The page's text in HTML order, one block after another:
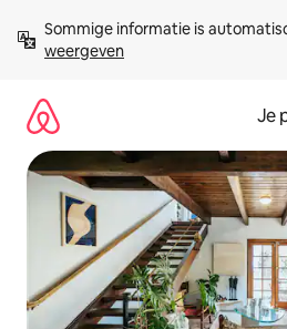
direct
naar
Sommige informatie is
weergeven
Je